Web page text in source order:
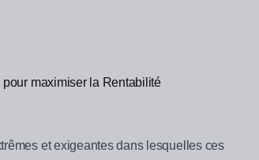
maximiser la Rentabilité
et exigeantes dans lesquelles ces